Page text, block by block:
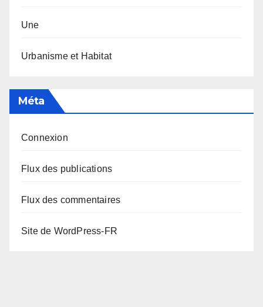
Une
Urbanisme et Habitat
Méta
Connexion
Flux des publications
Flux des commentaires
Site de WordPress-FR